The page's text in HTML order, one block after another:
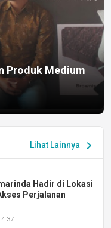
Produk Medium
Lihat Lainnya chevron_right
Hadir di Lokasi
Perjalanan